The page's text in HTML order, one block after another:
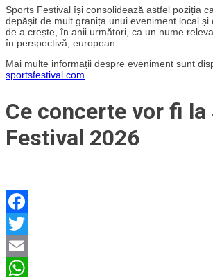
Sports Festival își consolidează astfel poziția
depășit de mult granița unui eveniment local și
de a crește, în anii următori, ca un nume
în perspectivă, european.
Mai multe informații despre eveniment sunt
sportsfestival.com
Ce concerte vor fi
Festival 2026
Facebook
Twitter
Email